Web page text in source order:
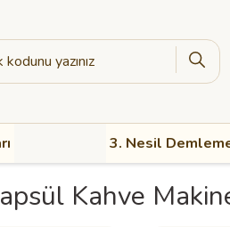
3. Nesil
Kahve